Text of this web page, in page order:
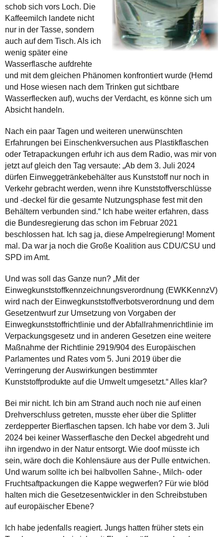
schob sich vors Loch. Die
Kaffeemilch landete nicht
nur in der Tasse, sondern
auch auf dem Tisch. Als ich
wenig später eine
Wasserflasche aufdrehte
und mit dem gleichen Phänomen konfrontiert wurde (Hemd
und Hose wiesen nach dem Trinken gut sichtbare
Wasserflecken auf), wuchs der Verdacht, es könne sich um
Absicht handeln.
Nach ein paar Tagen und weiteren unerwünschten
Erfahrungen bei Einschenkversuchen aus Plastikflaschen
oder Tetrapackungen erfuhr ich aus dem Radio, was mir von
jetzt auf gleich den Tag versaute: „Ab dem 3. Juli 2024
dürfen Einweggetränkebehälter aus Kunststoff nur noch in
Verkehr gebracht werden, wenn ihre Kunststoffverschlüsse
und -deckel für die gesamte Nutzungsphase fest mit den
Behältern verbunden sind.“ Ich habe weiter erfahren, dass
die Bundesregierung das schon im Februar 2021
beschlossen hat. Ich sag ja, diese Ampelregierung! Moment
mal. Da war ja noch die Große Koalition aus CDU/CSU und
SPD im Amt.
Und was soll das Ganze nun? „Mit der
Einwegkunststoffkennzeichnungsverordnung (EWKKennzV)
wird nach der Einwegkunststoffverbotsverordnung und dem
Gesetzentwurf zur Umsetzung von Vorgaben der
Einwegkunststoffrichtlinie und der Abfallrahmenrichtlinie im
Verpackungsgesetz und in anderen Gesetzen eine weitere
Maßnahme der Richtlinie 2919/904 des Europäischen
Parlamentes und Rates vom 5. Juni 2019 über die
Verringerung der Auswirkungen bestimmter
Kunststoffprodukte auf die Umwelt umgesetzt.“ Alles klar?
Bei mir nicht. Ich bin am Strand auch noch nie auf einen
Drehverschluss getreten, musste eher über die Splitter
zerdepperter Bierflaschen tapsen. Ich habe vor dem 3. Juli
2024 bei keiner Wasserflasche den Deckel abgedreht und
ihn irgendwo in der Natur entsorgt. Wie doof müsste ich
sein, wäre doch die Kohlensäure aus der Pulle entwichen.
Und warum sollte ich bei halbvollen Sahne-, Milch- oder
Fruchtsaftpackungen die Kappe wegwerfen? Für wie blöd
halten mich die Gesetzesentwickler in den Schreibstuben
auf europäischer Ebene?
Ich habe jedenfalls reagiert. Jungs hatten früher stets ein